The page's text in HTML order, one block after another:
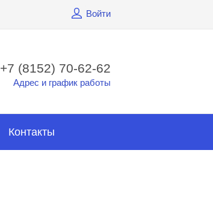
Войти
+7 (8152) 70-62-62
Адрес и график работы
Контакты